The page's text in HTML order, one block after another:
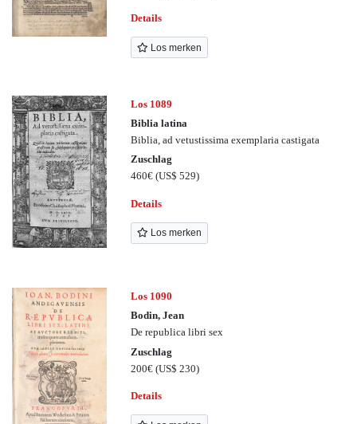
Details
Los merken
Los 1089
Biblia latina
Biblia, ad vetustissima exemplaria castigata
Zuschlag
460€(US$ 529)
Details
Los merken
Los 1090
Bodin, Jean
De republica libri sex
Zuschlag
200€(US$ 230)
Details